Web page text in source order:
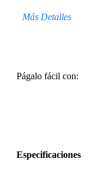
Más Detalles
Págalo fácil con:
Especificaciones